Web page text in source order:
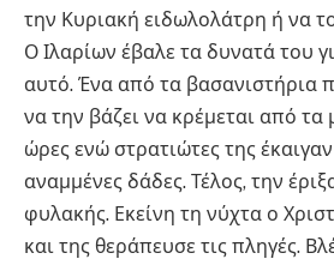
την Κυριακή ειδωλολάτρη ή να
Ο Ιλαρίων έβαλε τα δυνατά του
αυτό. Ένα από τα βασανιστήρια
να την βάζει να κρέμεται από τα
ώρες ενώ στρατιώτες της
αναμμένες δάδες. Τέλος, την
φυλακής. Εκείνη τη νύχτα ο
και της θεράπευσε τις πληγές.